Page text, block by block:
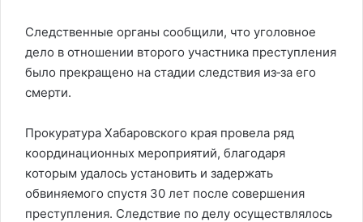
Следственные органы сообщили, что уголовное
дело в отношении второго участника преступления
было прекращено на стадии следствия из‑за его
смерти.
Прокуратура Хабаровского края провела ряд
координационных мероприятий, благодаря
которым удалось установить и задержать
обвиняемого спустя 30 лет после совершения
преступления. Следствие по делу осуществлялось